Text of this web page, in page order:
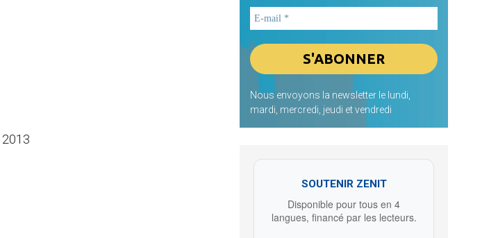
Nous envoyons la newsletter le lundi,
mardi, mercredi, jeudi et vendredi
SOUTENIR ZENIT
Disponible pour tous en 4
langues, financé par les lecteurs.